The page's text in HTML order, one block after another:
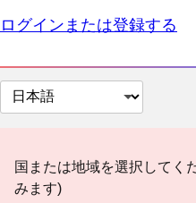
ログインまたは登録する
ペ
ー
の
言
国または地域を選択してく
みます)